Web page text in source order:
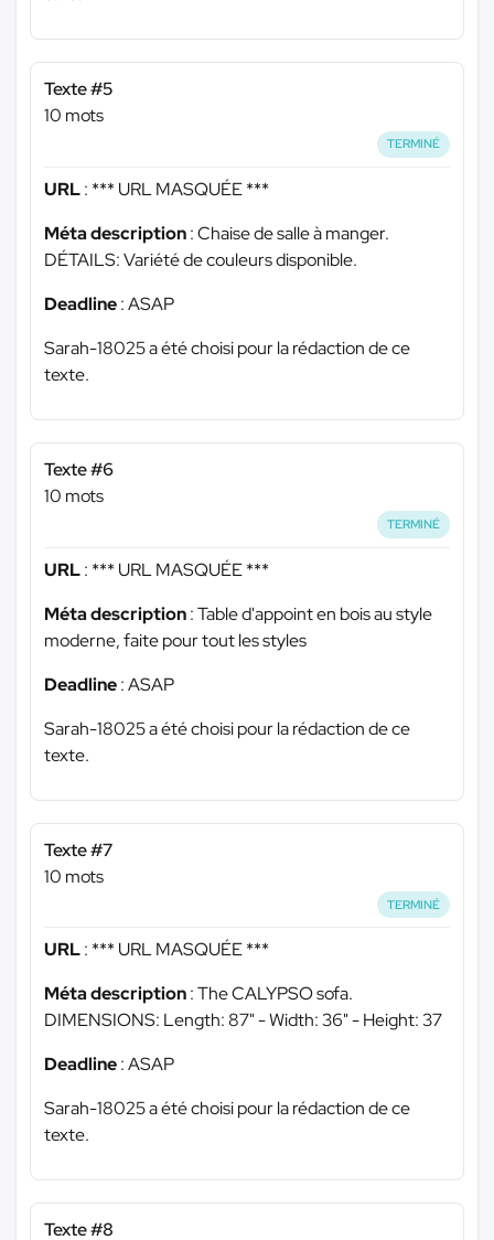
Texte #5
10 mots
TERMINÉ
URL: *** URL MASQUÉE ***
Méta description: Chaise de salle à manger.
DÉTAILS: Variété de couleurs disponible.
Deadline: ASAP
Sarah-18025 a été choisi pour la rédaction de ce
texte.
Texte #6
10 mots
TERMINÉ
URL: *** URL MASQUÉE ***
Méta description: Table d'appoint en bois au style
moderne, faite pour tout les styles
Deadline: ASAP
Sarah-18025 a été choisi pour la rédaction de ce
texte.
Texte #7
10 mots
TERMINÉ
URL: *** URL MASQUÉE ***
Méta description: The CALYPSO sofa.
DIMENSIONS: Length: 87" - Width: 36" - Height: 37
Deadline: ASAP
Sarah-18025 a été choisi pour la rédaction de ce
texte.
Texte #8